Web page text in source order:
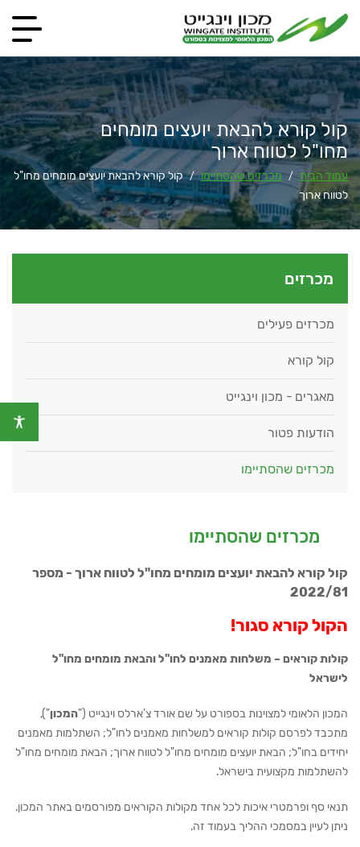
קול קורא להבאת יועצים מומחים
מחו"ל לטווח ארוך
עמוד הבית / מכרזים שהסתיימו / קול קורא להבאת יועצים מומחים מחו"ל
לטווח ארוך
מכרזים
מכרזים פעילים
קול קורא
מאגרים - מכון וינגייט
הודעות פטור
מכרזים שהסתיימו
מכרזים שהסתיימו
קול קורא להבאת יועצים מומחים מחו"ל לטווח ארוך - מספר
2022/81
הקול קורא סגור!
קולות קוראים – משלחות מאמנים לחו"ל והבאת מומחים מחו"ל
לישראל
המכון הלאומי למצוינות בספורט על שם אורד צ'ארלס וינגייט ("המכון"),
מתכבד לפרסם קולות קוראים למשלחות מאמנים לחו"ל; השתלמות מאמנים
יחידים בחו"ל; הבאת יועצים מומחים מחו"ל לטווח ארוך; הבאת מומחים מחו"ל
להשתלמות מקצועית בישראל.
תנאי סף ופרמטרי איכות לכל אחד מקולות הקוראים מפורסמים באתר המכון.
ניתן לעיין במסמכי ההליך בעמוד זה.